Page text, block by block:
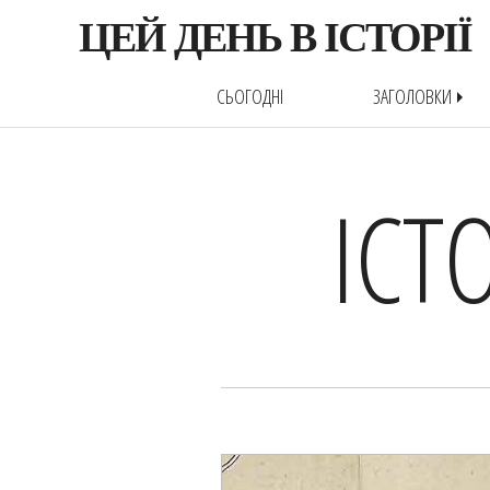
ЦЕЙ ДЕНЬ В ІСТОРІЇ
СЬОГОДНІ ЗАГОЛОВКИarrow_right